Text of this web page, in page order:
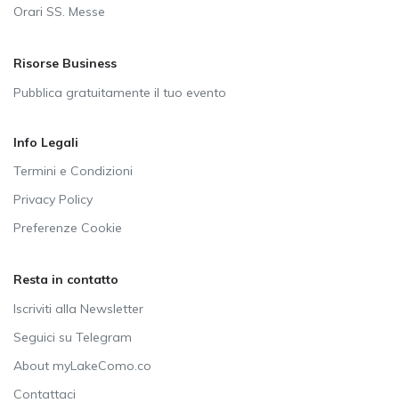
Orari SS. Messe
Risorse Business
Pubblica gratuitamente il tuo evento
Info Legali
Termini e Condizioni
Privacy Policy
Preferenze Cookie
Resta in contatto
Iscriviti alla Newsletter
Seguici su Telegram
About myLakeComo.co
Contattaci